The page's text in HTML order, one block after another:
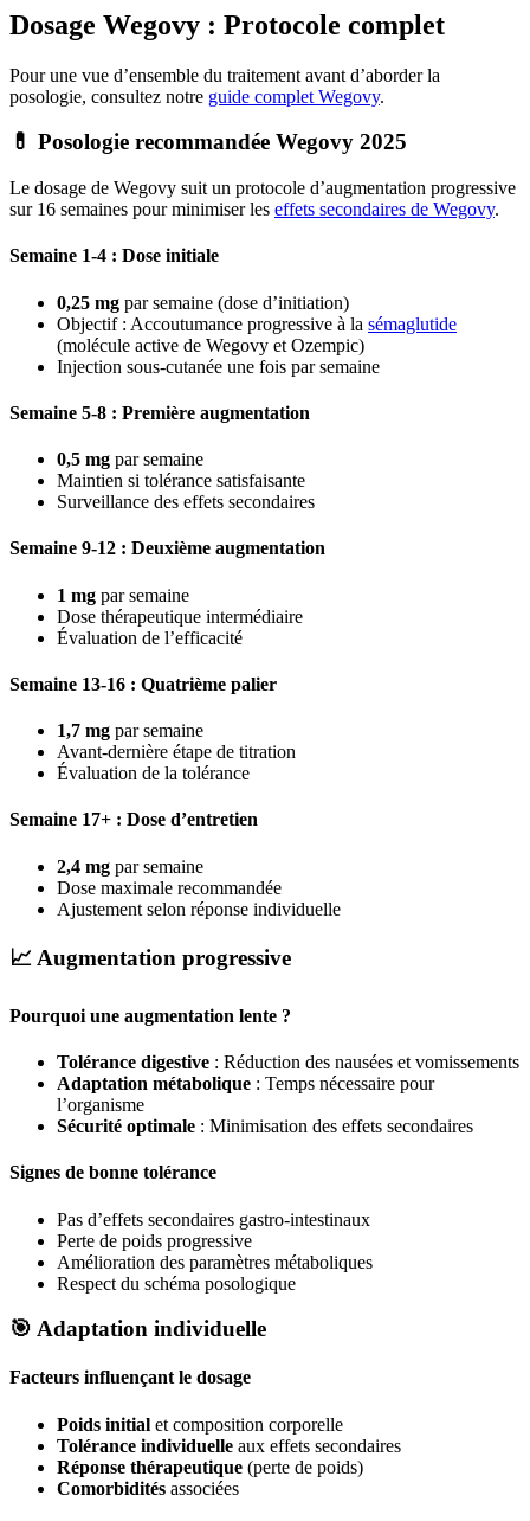
Dosage Wegovy : Protocole complet
Pour une vue d’ensemble du traitement avant d’aborder la
posologie, consultez notre guide complet Wegovy.
💊 Posologie recommandée Wegovy 2025
Le dosage de Wegovy suit un protocole d’augmentation progressive
sur 16 semaines pour minimiser les effets secondaires de Wegovy.
Semaine 1-4 : Dose initiale
0,25 mg par semaine (dose d’initiation)
Objectif : Accoutumance progressive à la sémaglutide
(molécule active de Wegovy et Ozempic)
Injection sous-cutanée une fois par semaine
Semaine 5-8 : Première augmentation
0,5 mg par semaine
Maintien si tolérance satisfaisante
Surveillance des effets secondaires
Semaine 9-12 : Deuxième augmentation
1 mg par semaine
Dose thérapeutique intermédiaire
Évaluation de l’efficacité
Semaine 13-16 : Quatrième palier
1,7 mg par semaine
Avant-dernière étape de titration
Évaluation de la tolérance
Semaine 17+ : Dose d’entretien
2,4 mg par semaine
Dose maximale recommandée
Ajustement selon réponse individuelle
📈Augmentation progressive
Pourquoi une augmentation lente ?
Tolérance digestive : Réduction des nausées et vomissements
Adaptation métabolique : Temps nécessaire pour
l’organisme
Sécurité optimale : Minimisation des effets secondaires
Signes de bonne tolérance
Pas d’effets secondaires gastro-intestinaux
Perte de poids progressive
Amélioration des paramètres métaboliques
Respect du schéma posologique
🎯 Adaptation individuelle
Facteurs influençant le dosage
Poids initial et composition corporelle
Tolérance individuelle aux effets secondaires
Réponse thérapeutique (perte de poids)
Comorbidités associées